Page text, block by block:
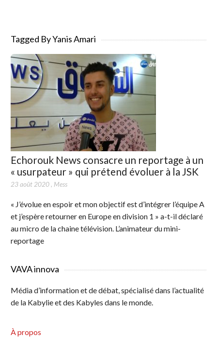
Tagged By Yanis Amari
Echorouk News consacre un reportage à un
« usurpateur » qui prétend évoluer à la JSK
23 août 2020, Mess
« J’évolue en espoir et mon objectif est d’intégrer l’équipe A
et j’espère retourner en Europe en division 1 » a-t-il déclaré
au micro de la chaine télévision. L’animateur du mini-
reportage
VAVA innova
Média d’information et de débat, spécialisé dans l’actualité
de la Kabylie et des Kabyles dans le monde.
À propos